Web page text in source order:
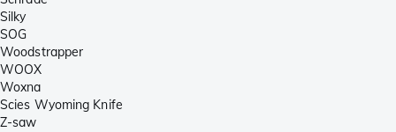
Silky
SOG
Woodstrapper
WOOX
Woxna
Scies Wyoming Knife
Z-saw